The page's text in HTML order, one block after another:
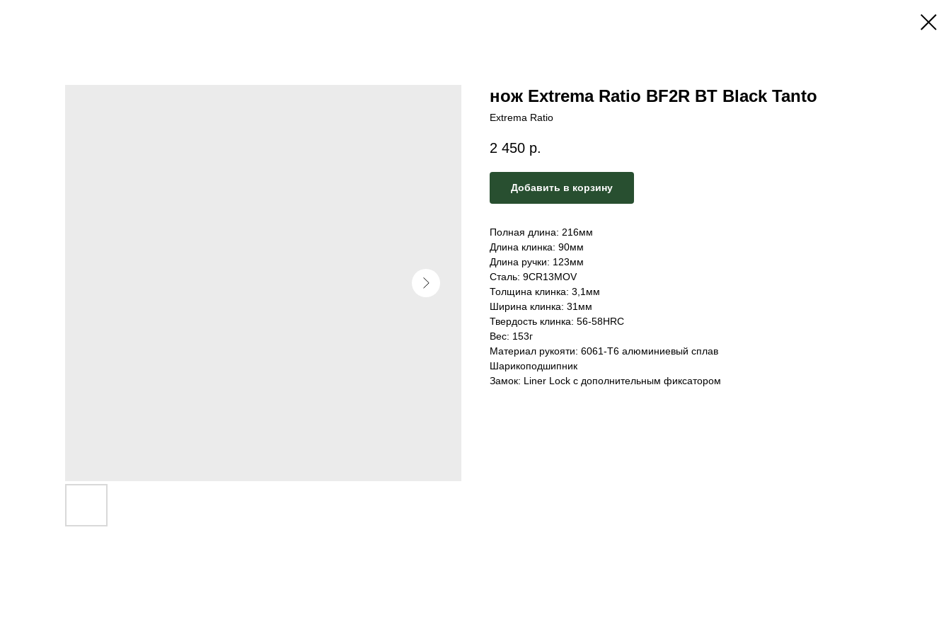
нож Extrema Ratio BF2R BT Black Tanto
Extrema Ratio
2 450 р.
Добавить в корзину
Полная длина: 216мм
Длина клинка: 90мм
Длина ручки: 123мм
Сталь: 9CR13MOV
Толщина клинка: 3,1мм
Ширина клинка: 31мм
Твердость клинка: 56-58HRC
Вес: 153г
Материал рукояти: 6061-T6 алюминиевый сплав
Шарикоподшипник
Замок: Liner Lock с дополнительным фиксатором